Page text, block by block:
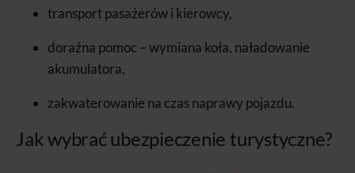
transport pasażerów i kierowcy,
doraźna pomoc – wymiana koła, naładowanie
akumulatora,
zakwaterowanie na czas naprawy pojazdu.
Jak wybrać ubezpieczenie turystyczne?